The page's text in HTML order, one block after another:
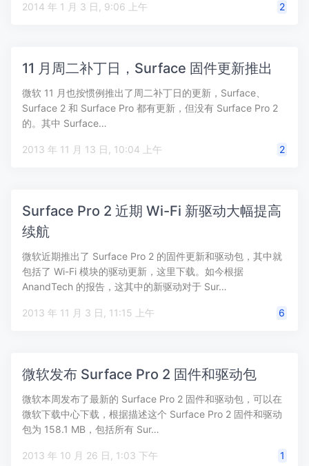
2014 年 1 月 3 日, 9:06 上午 2
11 月周二补丁日，Surface 固件更新推出
微软 11 月也按惯例推出了周二补丁日的更新，Surface、
Surface 2 和 Surface Pro 都有更新，但没有 Surface Pro 2
的。其中 Surface…
2013 年 11 月 13 日, 10:04 上午 2
Surface Pro 2 近期 Wi-Fi 新驱动大幅提高
续航
微软近期推出了 Surface Pro 2 的固件更新和驱动包，其中就
包括了 Wi-Fi 模块的驱动更新，这里下载。如今根据
AnandTech 的报告，这其中的新驱动对于 Sur…
2013 年 11 月 3 日, 11:15 上午 6
微软发布 Surface Pro 2 固件和驱动包
微软本周发布了最新的 Surface Pro 2 固件和驱动包，可以在
微软下载中心下载，根据描述这个 Surface Pro 2 固件和驱动
包为 158.1 MB，包括所有 Sur…
2013 年 10 月 26 日, 1:03 下午 1